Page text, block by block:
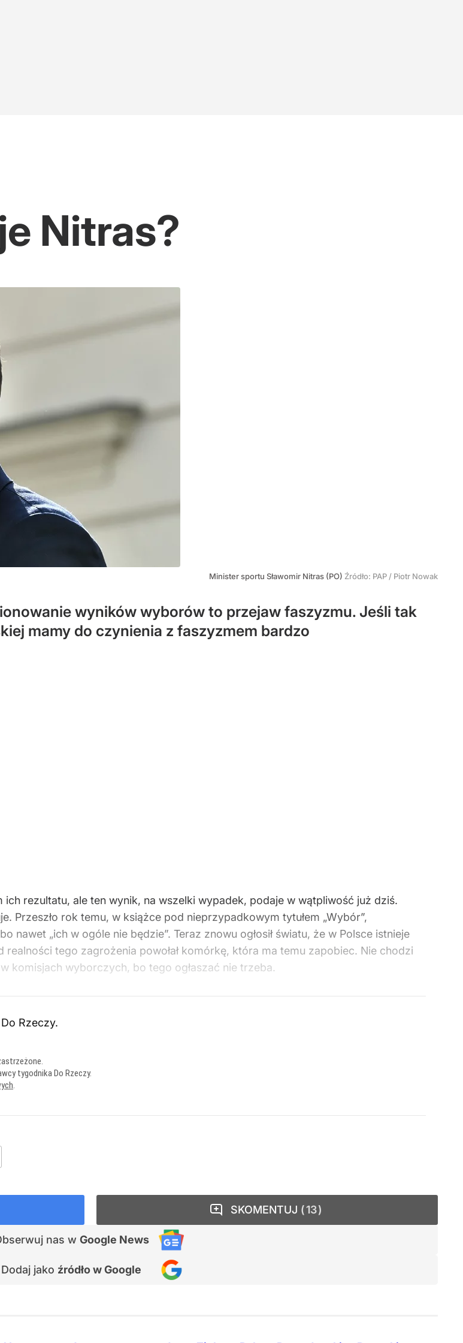
Nitras?
Minister sportu Sławomir Nitras (PO) Źródło: PAP / Piotr Nowak
wyników wyborów to przejaw faszyzmu. Jeśli tak
mamy do czynienia z faszyzmem bardzo
rezultatu, ale ten wynik, na wszelki wypadek, podaje w wątpliwość już dziś.
Przeszło rok temu, w książce pod nieprzypadkowym tytułem „Wybór”,
nawet „ich w ogóle nie będzie”. Teraz znowu ogłosił światu, że w Polsce istnieje
realności tego zagrożenia powołał komórkę, która ma temu zapobiec. Nie chodzi
komisjach wyborczych, bo tego ogłaszać nie trzeba.
Rzeczy.
tygodnika Do Rzeczy.
.
nas w Google News
Dodaj jako źródło w Google
SKOMENTUJ 13